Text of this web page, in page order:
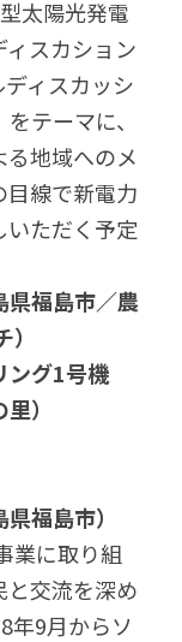
太陽光発電
スカション
ィスカッシ
テーマに、
地域へのメ
目線で新電力
ただく予定
県福島市／農
ング1号機
）
福島市）
業に取り組
交流を深め
年9月からソ